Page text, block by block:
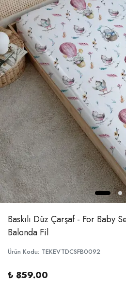
Baskılı Düz Çarşaf - For Baby
Balonda Fil
Ürün Kodu: TEKEVTDCSFB0092
₺ 859.00